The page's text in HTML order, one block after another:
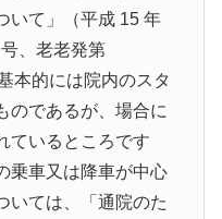
いて」（平成 15 年
、老老発第
本的には院内のスタ
のであるが、場合に
ているところです
乗車又は降車が中心
いては、「通院のた